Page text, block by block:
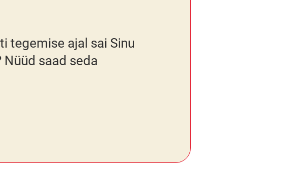
tegemise ajal sai Sinu
Nüüd saad seda